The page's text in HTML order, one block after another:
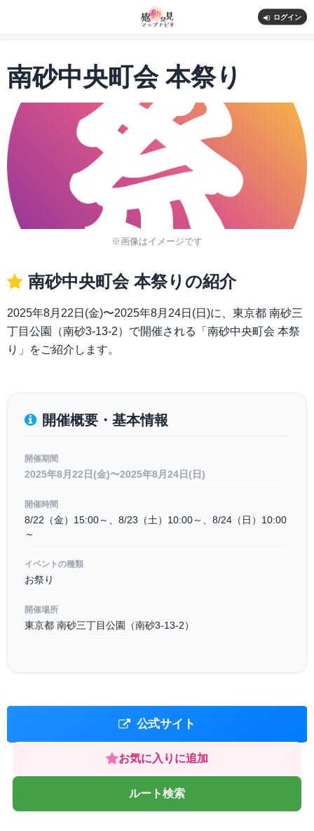
ログイン
南砂中央町会 本祭り
※画像はイメージです
南砂中央町会 本祭りの紹介
2025年8月22日(金)〜2025年8月24日(日)に、東京都 南砂三
丁目公園（南砂3-13-2）で開催される「南砂中央町会 本祭
り」をご紹介します。
開催概要・基本情報
開催期間
2025年8月22日(金)〜2025年8月24日(日)
開催時間
8/22（金）15:00～、8/23（土）10:00～、8/24（日）10:00
～
イベントの種類
お祭り
開催場所
東京都 南砂三丁目公園（南砂3-13-2）
公式サイト
お気に入りに追加
ルート検索